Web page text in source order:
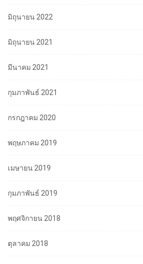
มิถุนายน 2022
มิถุนายน 2021
มีนาคม 2021
กุมภาพันธ์ 2021
กรกฎาคม 2020
พฤษภาคม 2019
เมษายน 2019
กุมภาพันธ์ 2019
พฤศจิกายน 2018
ตุลาคม 2018